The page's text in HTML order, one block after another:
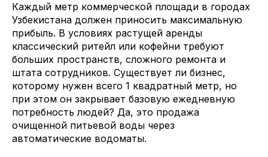
Каждый метр коммерческой площади в городах
Узбекистана должен приносить максимальную
прибыль. В условиях растущей аренды
классический ритейл или кофейни требуют
больших пространств, сложного ремонта и
штата сотрудников. Существует ли бизнес,
которому нужен всего 1 квадратный метр, но
при этом он закрывает базовую ежедневную
потребность людей? Да, это продажа
очищенной питьевой воды через
автоматические водоматы.